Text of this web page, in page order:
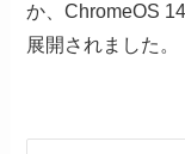
か、ChromeOS
展開されました。